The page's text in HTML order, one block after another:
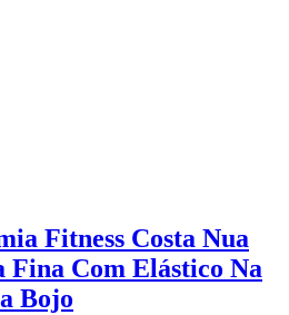
Fitness Costa Nua
Fina Com Elástico Na
Bojo